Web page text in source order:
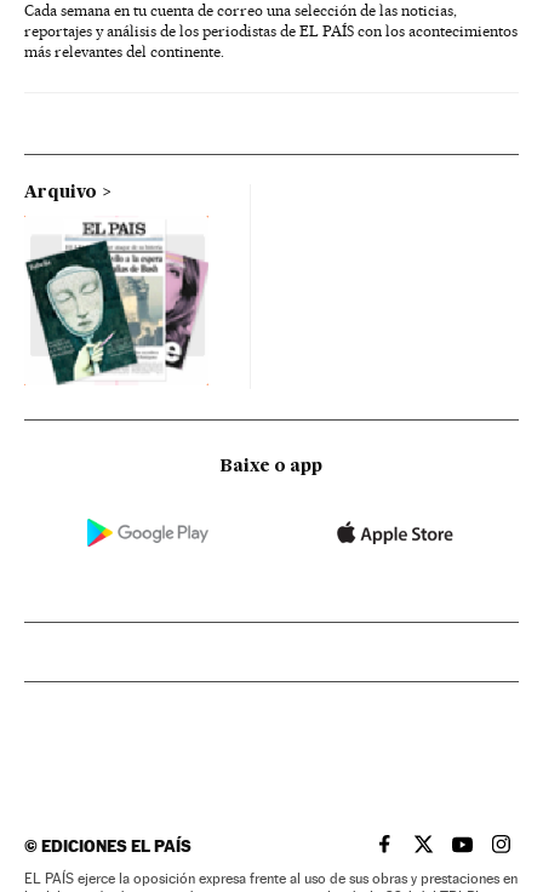
Cada semana en tu cuenta de correo una selección de las noticias,
reportajes y análisis de los periodistas de EL PAÍS con los acontecimientos
más relevantes del continente.
Arquivo
Baixe o app
©EDICIONES EL PAÍS EL PAÍS BRASIL EN
EL PAÍSEL PAÍS
EL
EL PAÍS ejerce la oposición expresa frente al uso de sus obras y prestaciones en